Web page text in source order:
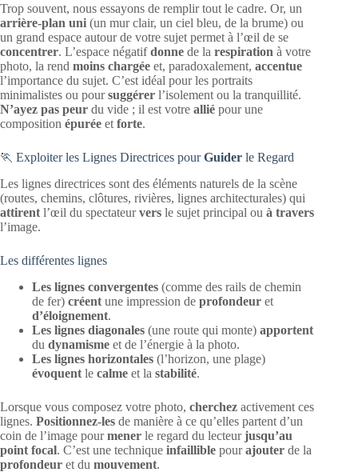
Trop souvent, nous essayons de remplir tout le cadre. Or, un
arrière-plan uni (un mur clair, un ciel bleu, de la brume) ou
un grand espace autour de votre sujet permet à l’œil de se
concentrer. L’espace négatifdonne de la respiration à votre
photo, la rend moins chargée et, paradoxalement, accentue
l’importance du sujet. C’est idéal pour les portraits
minimalistes ou poursuggérer l’isolement ou la tranquillité.
N’ayez pas peur du vide ; il est votre allié pour une
composition épurée et forte.
🏃 Exploiter les Lignes Directrices pourGuider le Regard
Les lignes directrices sont des éléments naturels de la scène
(routes, chemins, clôtures, rivières, lignes architecturales) qui
attirent l’œil du spectateurvers le sujet principal ou à travers
l’image.
Les différentes lignes
Les lignes convergentes (comme des rails de chemin
de fer) créent une impression de profondeur et
d’éloignement.
Les lignes diagonales (une route qui monte) apportent
du dynamisme et de l’énergie à la photo.
Les lignes horizontales (l’horizon, une plage)
évoquent le calme et la stabilité.
Lorsque vous composez votre photo, cherchez activement ces
lignes. Positionnez-les de manière à ce qu’elles partent d’un
coin de l’image pourmener le regard du lecteurjusqu’au
point focal. C’est une technique infaillible pourajouter de la
profondeur et du mouvement.